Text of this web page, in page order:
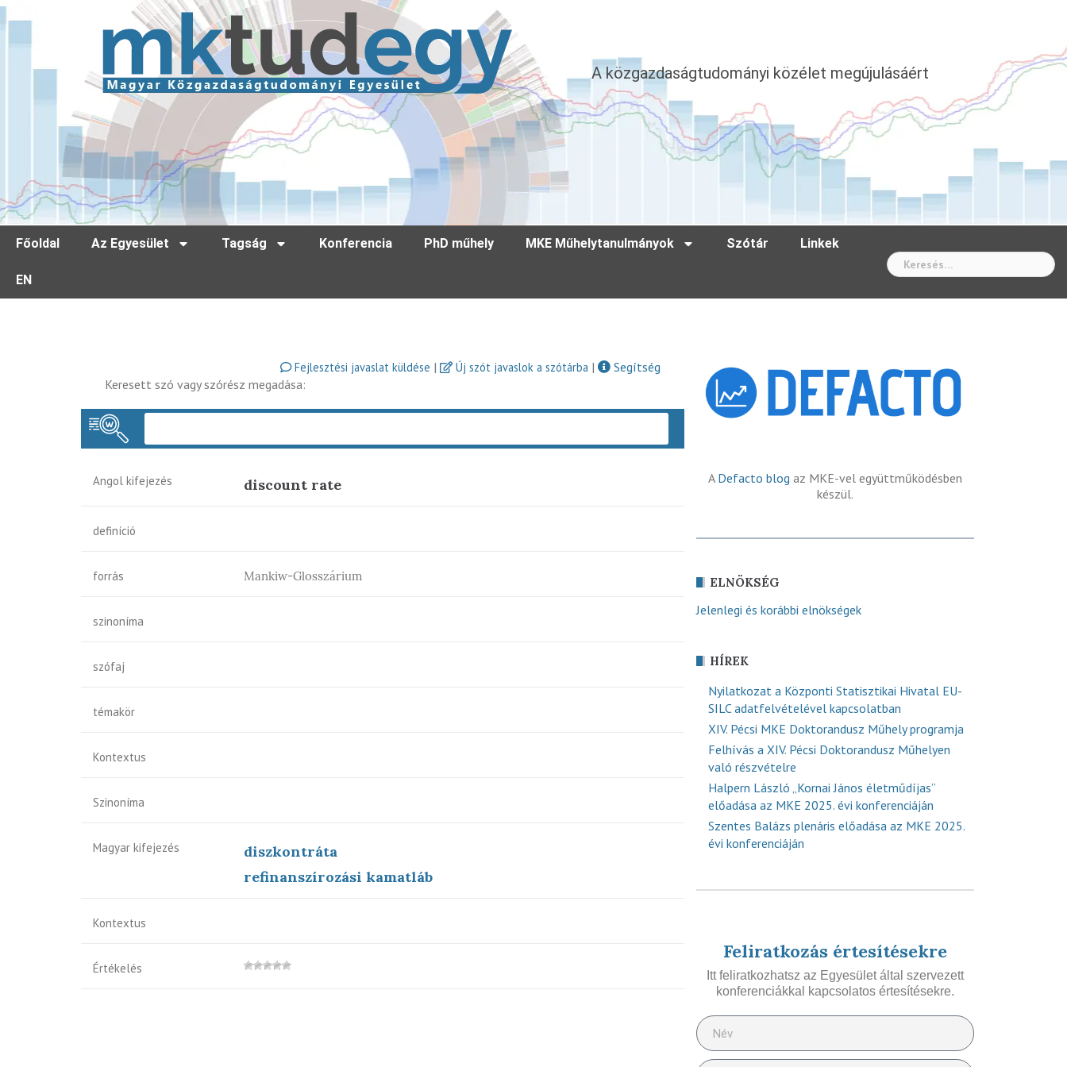
A közgazdaságtudományi közélet megújulásáért
Főoldal Az Egyesület Tagság Konferencia PhD műhely MKE Műhelytanulmányok Szótár Linkek
EN
Fejlesztési javaslat küldése | Új szót javaslok a szótárba |
Segítség
Keresett szó vagy szórész megadása:
Angol kifejezés discount rate
definíció
forrás Mankiw-Glosszárium
szinoníma
szófaj
témakör
Kontextus
Szinoníma
Magyar kifejezés
diszkontráta
refinanszírozási kamatláb
Kontextus
Értékelés
A Defacto blog az MKE-vel együttműködésben
készül.
ELNÖKSÉG
Jelenlegi és korábbi elnökségek
HÍREK
Nyilatkozat a Központi Statisztikai Hivatal EU-
SILC adatfelvételével kapcsolatban
XIV. Pécsi MKE Doktorandusz Műhely programja
Felhívás a XIV. Pécsi Doktorandusz Műhelyen
való részvételre
Halpern László „Kornai János életműdíjas”
előadása az MKE 2025. évi konferenciáján
Szentes Balázs plenáris előadása az MKE 2025.
évi konferenciáján
Feliratkozás értesítésekre
Itt feliratkozhatsz az Egyesület által szervezett
konferenciákkal kapcsolatos értesítésekre.